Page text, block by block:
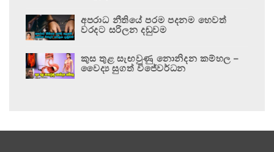
අපරාධ නීතියේ පරම පදනම හෙවත්
වරදට සරිලන දඬුවම
කුස තුළ සැඟවුණු නොනිදන කම්හල –
වෛද්‍ය සුගත් විජේවර්ධන